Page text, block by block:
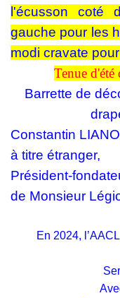
l'écusson coté
gauche pour les
modi cravate
Tenue
Barrette de
Constantin
à titre étranger,
Président-
de Monsieur
En 2024,